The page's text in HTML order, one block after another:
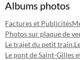
Albums photos
Factures et Publicités
Photos sur plaque de
Le trajet du petit train.
Le pont de Saint-Gilles